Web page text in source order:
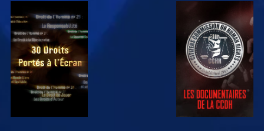
REGARDER REGARDER